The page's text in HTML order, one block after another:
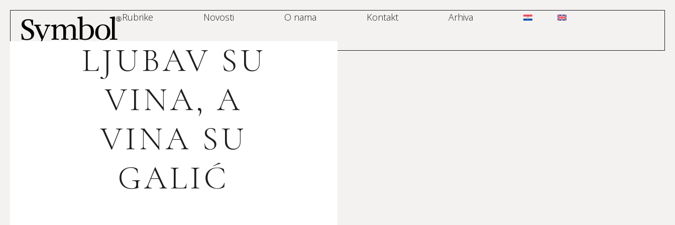
Rubrike Novosti O nama Kontakt Arhiva
LJUBAV SU
VINA, A
VINA SU
GALIĆ